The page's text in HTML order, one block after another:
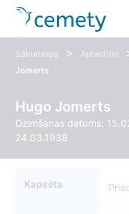
Sākumlapa > Apbedītie
Jomerts
Hugo Jomerts
Dzimšanas datums:
24.03.1938
Kapsēta